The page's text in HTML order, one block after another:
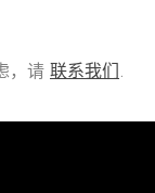
，请 联系我们.